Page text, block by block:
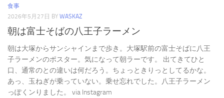
食事
2026年5月27日 BY WASKAZ
朝は富士そばの八王子ラーメン
朝は大塚からサンシャインまで歩き。大塚駅前の富士そばに八王
子ラーメンのポスター。気になって朝ラーです。 出てきてひと
口、通常のとの違いは何だろう。ちょっときりっとしてるかな。
あっ、玉ねぎが乗っていない。乗せ忘れでした。八王子ラーメン
っぽくンりました。 via Instagram